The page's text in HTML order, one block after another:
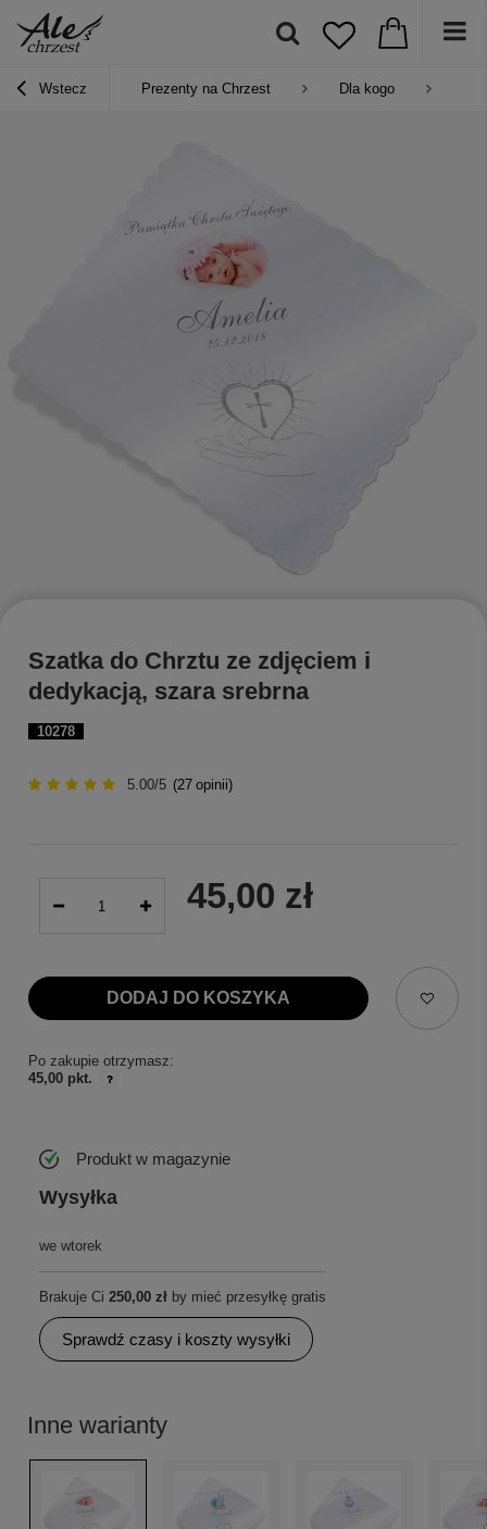
Wstecz Prezenty na Chrzest Dla kogo
10278
Szatka do Chrztu ze zdjęciem i
dedykacją, szara srebrna
5.00/5 (27 opinii)
45,00 zł
DODAJ DO KOSZYKA
Po zakupie otrzymasz:
45,00 pkt.
Produkt w magazynie
Wysyłka
we wtorek
Brakuje Ci 250,00 zł by mieć przesyłkę gratis
Sprawdź czasy i koszty wysyłki
Inne warianty